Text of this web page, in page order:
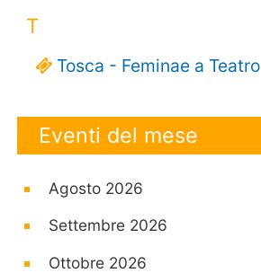
T
Tosca - Feminae a Teatro
Eventi del mese
Agosto 2026
Settembre 2026
Ottobre 2026